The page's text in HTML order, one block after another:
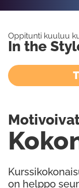
Oppitunti kuuluu
In the
on helppo